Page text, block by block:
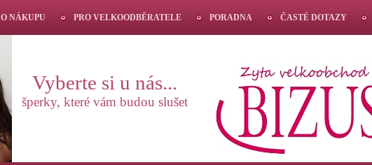
O NÁKUPU PRO VELKOODBĚRATELE PORADNA ČASTÉ DOTAZY
Vyberte si u nás...
šperky, které vám budou slušet